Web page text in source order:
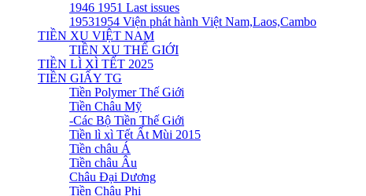
1946 1951 Last issues
19531954 Viện phát hành Việt Nam,Laos,Cambo
TIỀN XU VIỆT NAM
TIỀN XU THẾ GIỚI
TIỀN LÌ XÌ TẾT 2025
TIỀN GIẤY TG
Tiền Polymer Thế Giới
Tiền Châu Mỹ
-Các Bộ Tiền Thế Giới
Tiền lì xì Tết Ất Mùi 2015
Tiền châu Á
Tiền châu Âu
Châu Đại Dương
Tiền Châu Phi